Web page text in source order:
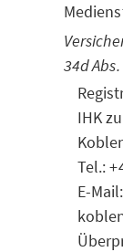
34d
IHK
Tel.:
E-